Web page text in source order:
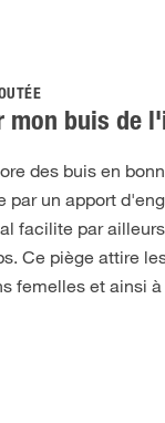
mon buis de
des buis en
par un apport
facilite par
Ce piège attire
femelles et ainsi